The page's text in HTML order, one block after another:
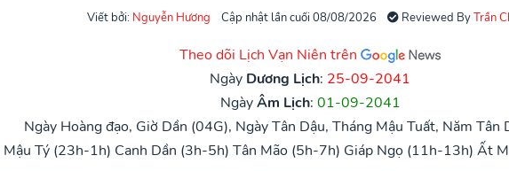
Viết bởi: Nguyễn Hương Cập nhật lần cuối 08/08/2026 Reviewed ByTrần
Theo dõi Lịch Vạn Niên trên
Ngày Dương Lịch: 25-09-2041
NgàyÂm Lịch: 01-09-2041
Ngày Hoàng đạo, Giờ Dần (04G), Ngày Tân Dậu, Tháng Mậu Tuất, Năm Tân
Mậu Tý (23h-1h) Canh Dần (3h-5h) Tân Mão (5h-7h) Giáp Ngọ (11h-13h) Ất